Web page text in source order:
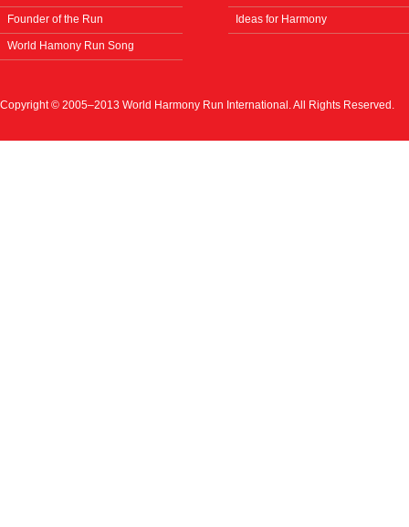
Founder of the Run
World Hamony Run Song
Ideas for Harmony
Copyright © 2005–2013 World Harmony Run International. All Rights Reserved.